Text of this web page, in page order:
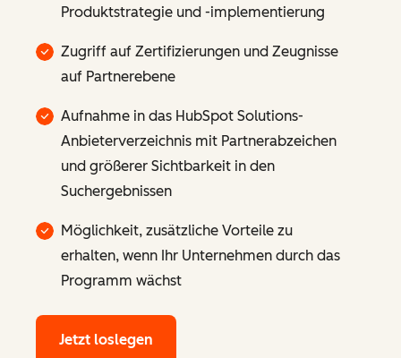
Produktstrategie und -implementierung
Zugriff auf Zertifizierungen und Zeugnisse
auf Partnerebene
Aufnahme in das HubSpot Solutions-
Anbieterverzeichnis mit Partnerabzeichen
und größerer Sichtbarkeit in den
Suchergebnissen
Möglichkeit, zusätzliche Vorteile zu
erhalten, wenn Ihr Unternehmen durch das
Programm wächst
Jetzt loslegen